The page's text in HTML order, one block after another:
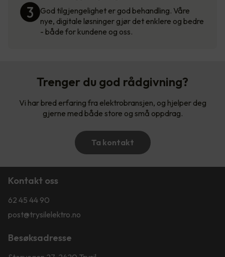
God tilgjengelighet er god behandling. Våre
nye, digitale løsninger gjør det enklere og bedre
- både for kundene og oss.
Trenger du god rådgivning?
Vi har bred erfaring fra elektrobransjen, og hjelper deg
gjerne med både store og små oppdrag.
Ta kontakt
Kontakt oss
62 45 44 90
post@trysilelektro.no
Besøksadresse